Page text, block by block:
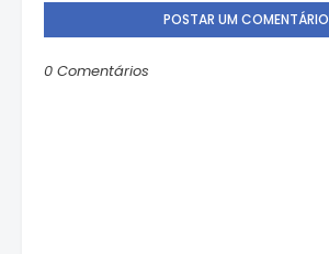
POSTAR UM COMENTÁRIO
0 Comentários